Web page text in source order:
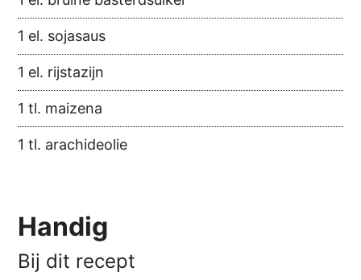
1 el. sojasaus
1 el. rijstazijn
1 tl. maizena
1 tl. arachideolie
Handig
Bij dit recept